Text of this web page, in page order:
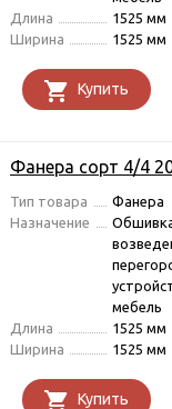
Длина
1525 мм
Ширина
1525 мм
Купить
Фанера сорт 4/4
Тип товара
Фанера
Назначение
мебель
Длина
1525 мм
Ширина
1525 мм
Купить